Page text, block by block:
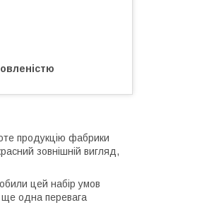
продукцію фабрики
зовнішній вигляд,
цей набір умов
ще одна перевага